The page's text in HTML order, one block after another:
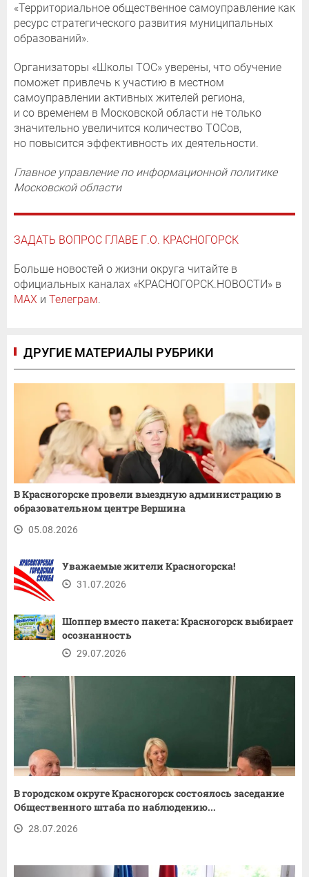
«Территориальное общественное самоуправление как
ресурс стратегического развития муниципальных
образований».
Организаторы «Школы ТОС» уверены, что обучение
поможет привлечь к участию в местном
самоуправлении активных жителей региона,
и со временем в Московской области не только
значительно увеличится количество ТОСов,
но повысится эффективность их деятельности.
Главное управление по информационной политике
Московской области
ЗАДАТЬ ВОПРОС ГЛАВЕ Г.О. КРАСНОГОРСК
Больше новостей о жизни округа читайте в
официальных каналах «КРАСНОГОРСК.НОВОСТИ» в
MAX и Телеграм.
ДРУГИЕ МАТЕРИАЛЫ РУБРИКИ
В Красногорске провели выездную администрацию в
образовательном центре Вершина
05.08.2026
Уважаемые жители Красногорска!
31.07.2026
Шоппер вместо пакета: Красногорск выбирает
осознанность
29.07.2026
В городском округе Красногорск состоялось заседание
Общественного штаба по наблюдению...
28.07.2026